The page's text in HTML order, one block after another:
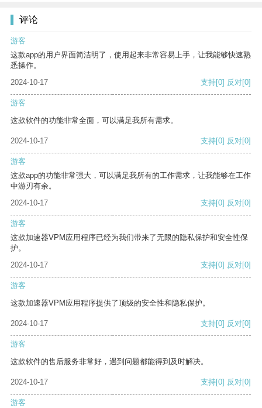
评论
游客
这款app的用户界面简洁明了，使用起来非常容易上手，让我能够快速熟
悉操作。
2024-10-17
支持[0] 反对[0]
游客
这款软件的功能非常全面，可以满足我所有需求。
2024-10-17 支持[0] 反对[0]
游客
这款app的功能非常强大，可以满足我所有的工作需求，让我能够在工作
中游刃有余。
2024-10-17
支持[0] 反对[0]
游客
这款加速器VPM应用程序已经为我们带来了无限的隐私保护和安全性保
护。
2024-10-17
支持[0] 反对[0]
游客
这款加速器VPM应用程序提供了顶级的安全性和隐私保护。
2024-10-17 支持[0] 反对[0]
游客
这款软件的售后服务非常好，遇到问题都能得到及时解决。
2024-10-17 支持[0] 反对[0]
游客